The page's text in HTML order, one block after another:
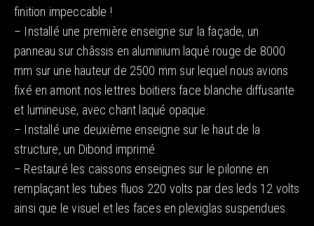
finition impeccable !
– Installé une première enseigne sur la façade, un
panneau sur châssis en aluminium laqué rouge de 8000
mm sur une hauteur de 2500 mm sur lequel nous avions
fixé en amont nos lettres boitiers face blanche diffusante
et lumineuse, avec chant laqué opaque.
– Installé une deuxième enseigne sur le haut de la
structure, un Dibond imprimé.
– Restauré les caissons enseignes sur le pilonne en
remplaçant les tubes fluos 220 volts par des leds 12 volts
ainsi que le visuel et les faces en plexiglas suspendues.